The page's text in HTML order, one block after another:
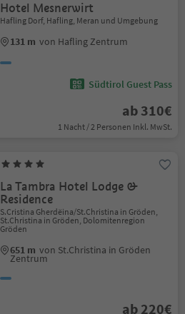
Hotel Mesnerwirt
Hafling Dorf, Hafling, Meran und Umgebung
131 m von Hafling Zentrum
Südtirol Guest Pass
ab 310€
1 Nacht / 2 Personen Inkl. MwSt.
La Tambra Hotel Lodge &
Residence
S.Cristina Gherdëina/St.Christina in Gröden,
St.Christina in Gröden, Dolomitenregion
Gröden
651 m von St.Christina in Gröden
Zentrum
ab 220€